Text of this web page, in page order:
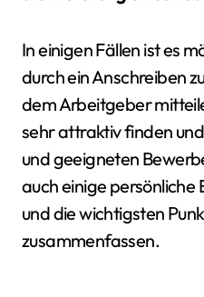
In einigen Fällen ist es
durch ein Anschreiben
dem Arbeitgeber
sehr attraktiv finden
und geeigneten
auch einige
und die wichtigsten
zusammenfassen.